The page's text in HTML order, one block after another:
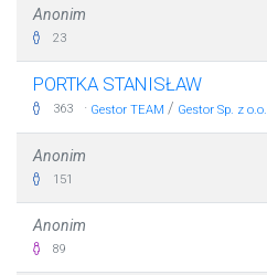
Anonim
23
PORTKA STANISŁAW
363 · Gestor TEAM / Gestor Sp. z o.o.
Anonim
151
Anonim
89